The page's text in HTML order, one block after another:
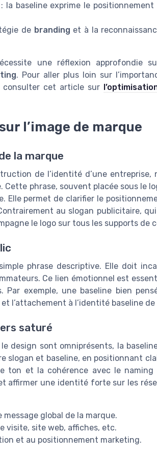
: la baseline exprime le
de branding et à la
une réflexion approfondie
. Pour aller plus loin sur
consulter cet article sur
l’image de marque
la marque
de l’identité d’une entreprise,
phrase, souvent placée sous le
Elle permet de clarifier le
au slogan publicitaire,
le logo sur tous les supports de
phrase descriptive. Elle doit
Ce lien émotionnel est
exemple, une baseline bien
l’attachement à l’identité baseline de
saturé
design sont omniprésents, la
slogan et baseline, en positionnant
ton et la cohérence avec le naming
affirmer une identité forte sur les
global de la marque.
visite, site web, affiches, etc.
et au positionnement marketing.